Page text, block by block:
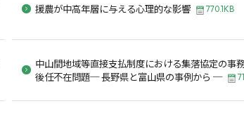
援農が中高年層に与える心理的な影響 770.1KB
中山間地域等直接支払制度における集落協定の事
後任不在問題─ 長野県と富山県の事例から ─